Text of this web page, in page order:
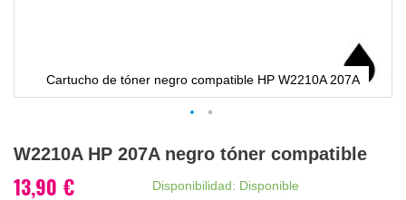
Cartucho de tóner negro compatible HP W2210A 207A
al
de
W2210A HP 207A negro tóner compatible
13,90 € Disponibilidad: Disponible